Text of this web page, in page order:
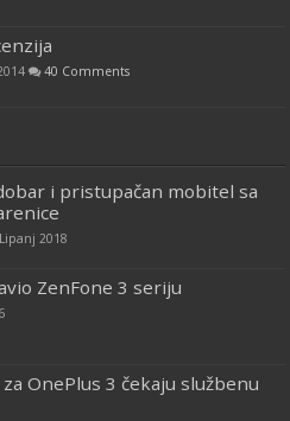
40 Comments
i pristupačan mobitel sa
2018
ZenFone 3 seriju
OnePlus 3 čekaju službenu